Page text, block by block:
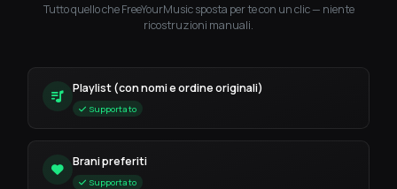
Tutto quello che FreeYourMusic sposta per te con un clic — niente
ricostruzioni manuali.
Playlist (con nomi e ordine originali)
Supportato
Brani preferiti
Supportato